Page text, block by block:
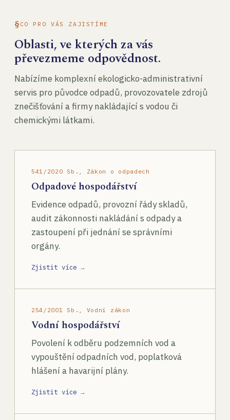
CO PRO VÁS ZAJISTÍME
Oblasti, ve kterých za vás
převezmeme odpovědnost.
Nabízíme komplexní ekologicko-administrativní
servis pro původce odpadů, provozovatele zdrojů
znečišťování a firmy nakládající s vodou či
chemickými látkami.
541/2020 Sb., Zákon o odpadech
Odpadové hospodářství
Evidence odpadů, provozní řády skladů,
audit zákonnosti nakládání s odpady a
zastoupení při jednání se správními
orgány.
Zjistit více →
254/2001 Sb., Vodní zákon
Vodní hospodářství
Povolení k odběru podzemních vod a
vypouštění odpadních vod, poplatková
hlášení a havarijní plány.
Zjistit více →